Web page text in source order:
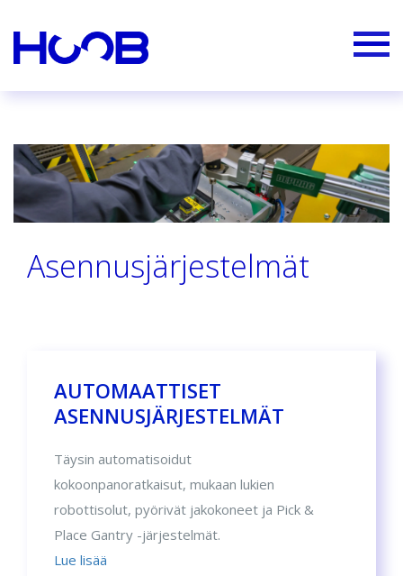
Asennusjärjestelmät
AUTOMAATTISET
ASENNUSJÄRJESTELMÄT
Täysin automatisoidut
kokoonpanoratkaisut, mukaan lukien
robottisolut, pyörivät jakokoneet ja Pick &
Place Gantry -järjestelmät.
Lue lisää